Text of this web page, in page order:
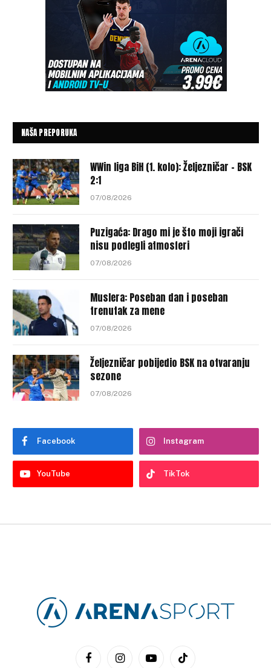
NAŠA PREPORUKA
WWin liga BiH (1. kolo): Željezničar – BSK
2:1
07/08/2026
Puzigaća: Drago mi je što moji igrači
nisu podlegli atmosferi
07/08/2026
Muslera: Poseban dan i poseban
trenutak za mene
07/08/2026
Željezničar pobijedio BSK na otvaranju
sezone
07/08/2026
Facebook Instagram
YouTube TikTok
FacebookInstagramYouTubeTikTok